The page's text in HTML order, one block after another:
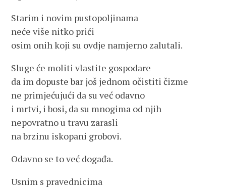
Starim i novim pustopoljinama
neće više nitko prići
osim onih koji su ovdje namjerno zalutali.
Sluge će moliti vlastite gospodare
da im dopuste bar još jednom očistiti čizme
ne primjećujući da su već odavno
i mrtvi, i bosi, da su mnogima od njih
nepovratno u travu zarasli
na brzinu iskopani grobovi.
Odavno se to već događa.
Usnim s pravednicima